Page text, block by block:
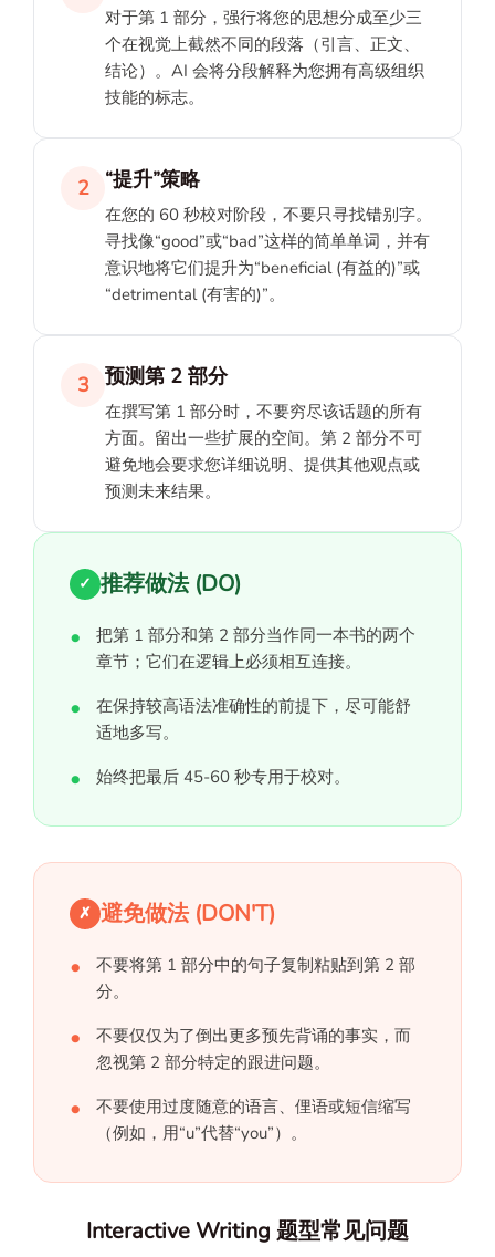
对于第 1 部分，强行将您的思想分成至少三
个在视觉上截然不同的段落（引言、正文、
结论）。AI 会将分段解释为您拥有高级组织
技能的标志。
2 “提升”策略
在您的 60 秒校对阶段，不要只寻找错别字。
寻找像“good”或“bad”这样的简单单词，并有
意识地将它们提升为“beneficial (有益的)”或
“detrimental (有害的)”。
3 预测第 2 部分
在撰写第 1 部分时，不要穷尽该话题的所有
方面。留出一些扩展的空间。第 2 部分不可
避免地会要求您详细说明、提供其他观点或
预测未来结果。
✓ 推荐做法 (DO)
把第 1 部分和第 2 部分当作同一本书的两个
章节；它们在逻辑上必须相互连接。
在保持较高语法准确性的前提下，尽可能舒
适地多写。
始终把最后 45-60 秒专用于校对。
✗ 避免做法 (DON'T)
不要将第 1 部分中的句子复制粘贴到第 2 部
分。
不要仅仅为了倒出更多预先背诵的事实，而
忽视第 2 部分特定的跟进问题。
不要使用过度随意的语言、俚语或短信缩写
（例如，用“u”代替“you”）。
Interactive Writing 题型常见问题